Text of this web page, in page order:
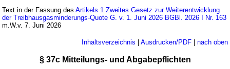
Text in der Fassung desArtikels 1 Zweites Gesetz zur Weiterentwicklung
der Treibhausgasminderungs-Quote G. v. 1. Juni 2026 BGBl. 2026 I Nr. 163
m.W.v. 7. Juni 2026
Inhaltsverzeichnis Ausdrucken/PDF| nach oben
§ 37c Mitteilungs- und Abgabepflichten